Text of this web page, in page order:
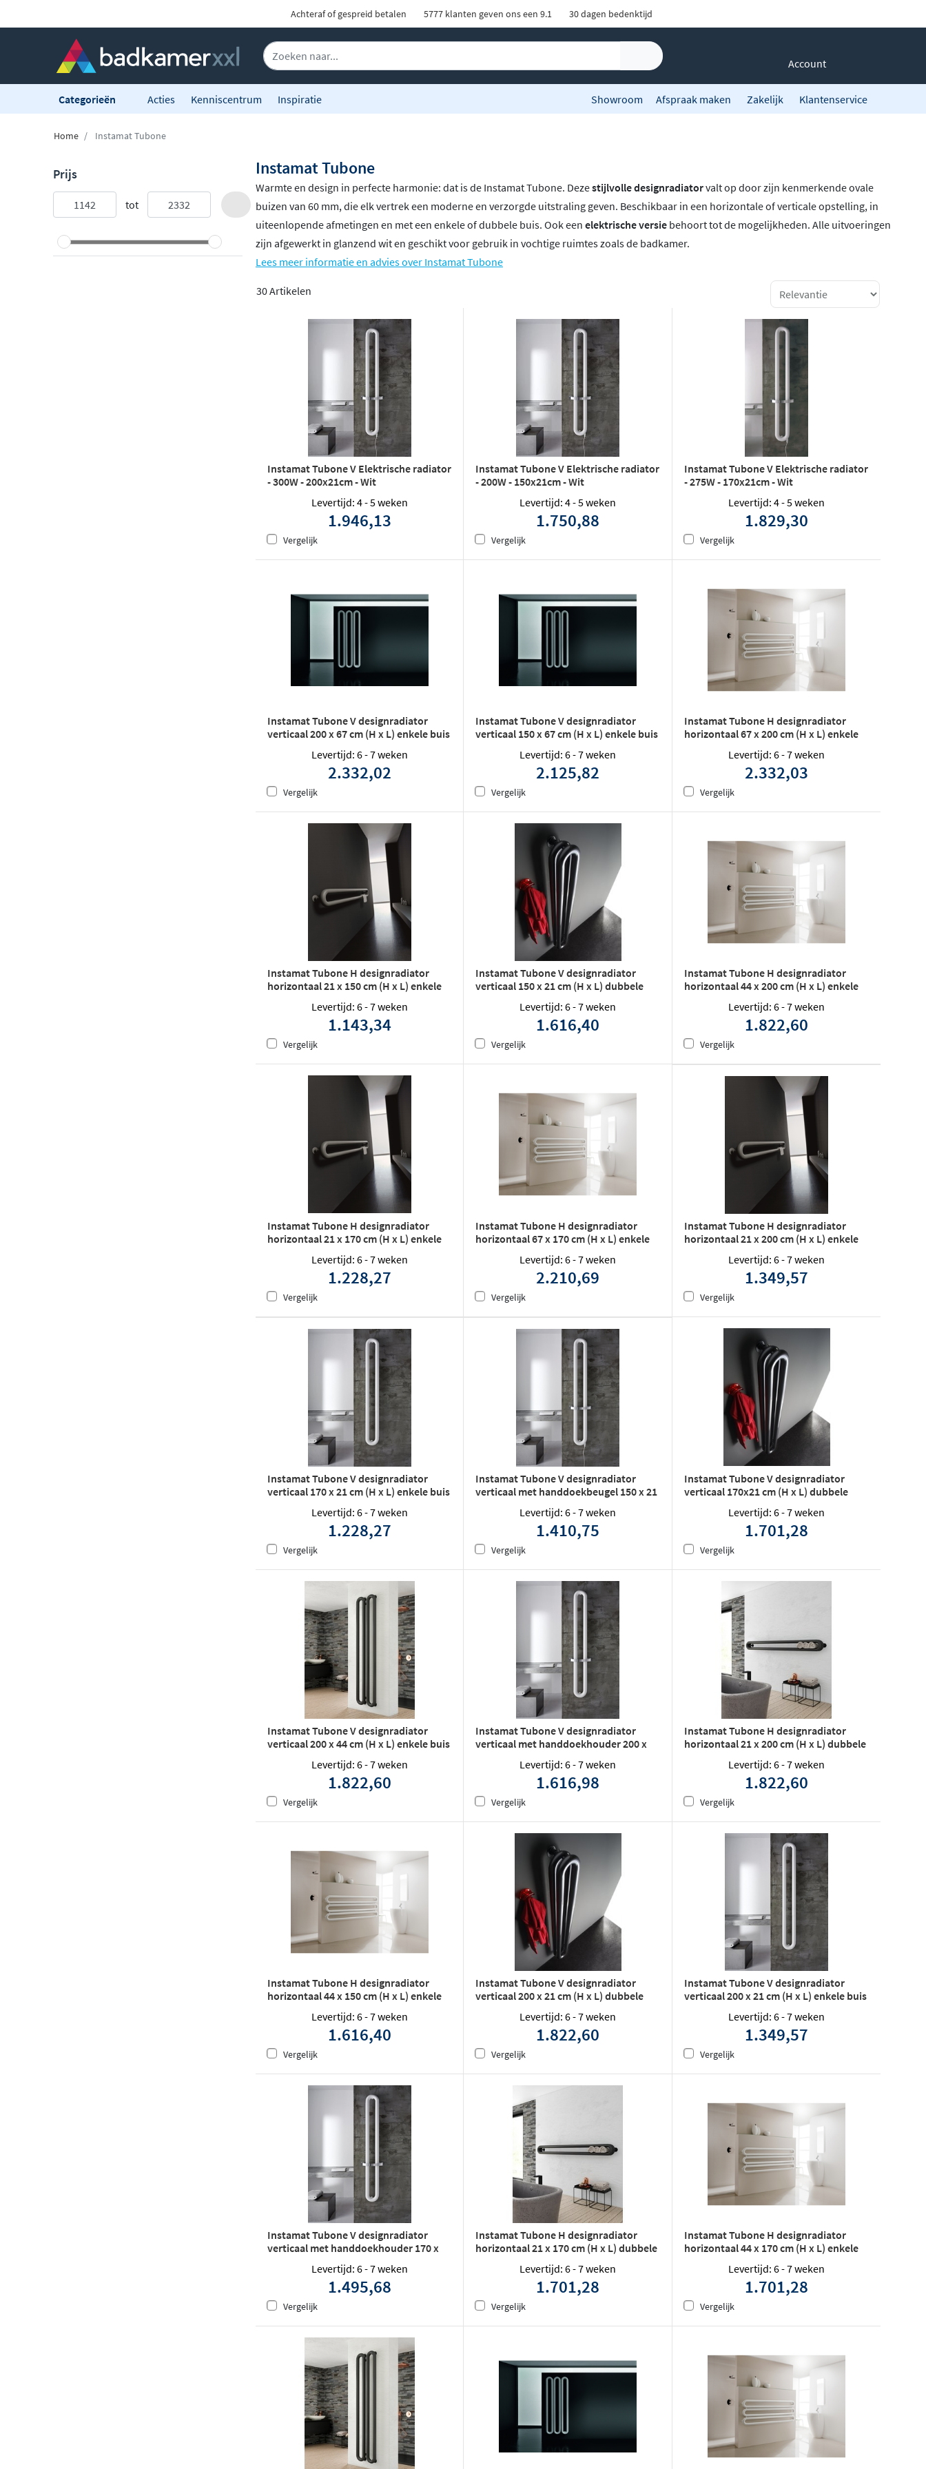
Achteraf of gespreid betalen 5777 klanten geven ons een 9.1 30 dagen bedenktijd
Account
Categorieën Acties Kenniscentrum Inspiratie Showroom Afspraak maken Zakelijk Klantenservice
Home Instamat Tubone
Prijs
tot
Instamat Tubone
Warmte en design in perfecte harmonie: dat is de Instamat Tubone. Dezestijlvolle designradiatorvalt op door zijn kenmerkende ovale
buizen van 60 mm, die elk vertrek een moderne en verzorgde uitstraling geven. Beschikbaar in een horizontale of verticale opstelling, in
uiteenlopende afmetingen en met een enkele of dubbele buis. Ook een elektrische versie behoort tot de mogelijkheden. Alle uitvoeringen
zijn afgewerkt in glanzend wit en geschikt voor gebruik in vochtige ruimtes zoals de badkamer.
Lees meer informatie en advies over Instamat Tubone
30 Artikelen
Instamat Tubone V Elektrische radiator
- 300W - 200x21cm - Wit
Levertijd: 4 - 5 weken
1.946,13
Vergelijk
Instamat Tubone V Elektrische radiator
- 200W - 150x21cm - Wit
Levertijd: 4 - 5 weken
1.750,88
Vergelijk
Instamat Tubone V Elektrische radiator
- 275W - 170x21cm - Wit
Levertijd: 4 - 5 weken
1.829,30
Vergelijk
Instamat Tubone V designradiator
verticaal 200 x 67 cm (H x L) enkele buis
Levertijd: 6 - 7 weken
2.332,02
Vergelijk
Instamat Tubone V designradiator
verticaal 150 x 67 cm (H x L) enkele buis
Levertijd: 6 - 7 weken
2.125,82
Vergelijk
Instamat Tubone H designradiator
horizontaal 67 x 200 cm (H x L) enkele
Levertijd: 6 - 7 weken
2.332,03
Vergelijk
Instamat Tubone H designradiator
horizontaal 21 x 150 cm (H x L) enkele
Levertijd: 6 - 7 weken
1.143,34
Vergelijk
Instamat Tubone V designradiator
verticaal 150 x 21 cm (H x L) dubbele
Levertijd: 6 - 7 weken
1.616,40
Vergelijk
Instamat Tubone H designradiator
horizontaal 44 x 200 cm (H x L) enkele
Levertijd: 6 - 7 weken
1.822,60
Vergelijk
Instamat Tubone H designradiator
horizontaal 21 x 170 cm (H x L) enkele
Levertijd: 6 - 7 weken
1.228,27
Vergelijk
Instamat Tubone H designradiator
horizontaal 67 x 170 cm (H x L) enkele
Levertijd: 6 - 7 weken
2.210,69
Vergelijk
Instamat Tubone H designradiator
horizontaal 21 x 200 cm (H x L) enkele
Levertijd: 6 - 7 weken
1.349,57
Vergelijk
Instamat Tubone V designradiator
verticaal 170 x 21 cm (H x L) enkele buis
Levertijd: 6 - 7 weken
1.228,27
Vergelijk
Instamat Tubone V designradiator
verticaal met handdoekbeugel 150 x 21
cm (H x L) enkele buis wit
Levertijd: 6 - 7 weken
1.410,75
Vergelijk
Instamat Tubone V designradiator
verticaal 170x21 cm (H x L) dubbele
Levertijd: 6 - 7 weken
1.701,28
Vergelijk
Instamat Tubone V designradiator
verticaal 200 x 44 cm (H x L) enkele buis
Levertijd: 6 - 7 weken
1.822,60
Vergelijk
Instamat Tubone V designradiator
verticaal met handdoekhouder 200 x
21 cm (H x L) enkele buis wit
Levertijd: 6 - 7 weken
1.616,98
Vergelijk
Instamat Tubone H designradiator
horizontaal 21 x 200 cm (H x L) dubbele
Levertijd: 6 - 7 weken
1.822,60
Vergelijk
Instamat Tubone H designradiator
horizontaal 44 x 150 cm (H x L) enkele
Levertijd: 6 - 7 weken
1.616,40
Vergelijk
Instamat Tubone V designradiator
verticaal 200 x 21 cm (H x L) dubbele
Levertijd: 6 - 7 weken
1.822,60
Vergelijk
Instamat Tubone V designradiator
verticaal 200 x 21 cm (H x L) enkele buis
Levertijd: 6 - 7 weken
1.349,57
Vergelijk
Instamat Tubone V designradiator
verticaal met handdoekhouder 170 x
21 cm (H x L) enkele buis wit
Levertijd: 6 - 7 weken
1.495,68
Vergelijk
Instamat Tubone H designradiator
horizontaal 21 x 170 cm (H x L) dubbele
Levertijd: 6 - 7 weken
1.701,28
Vergelijk
Instamat Tubone H designradiator
horizontaal 44 x 170 cm (H x L) enkele
Levertijd: 6 - 7 weken
1.701,28
Vergelijk